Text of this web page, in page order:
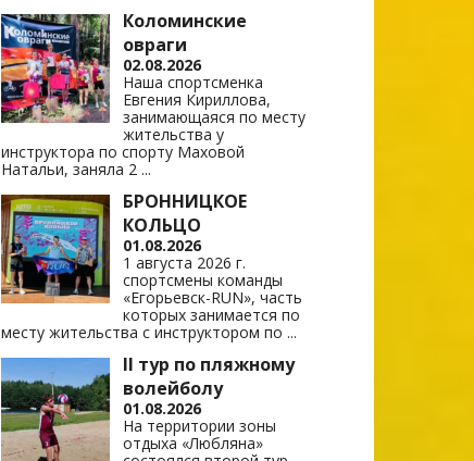
Коломинские
овраги
02.08.2026
Наша спортсменка
Евгения Кириллова,
занимающаяся по месту
жительства у
инструктора по спорту Маховой
Натальи, заняла 2 ...
БРОННИЦКОЕ
КОЛЬЦО
01.08.2026
1 августа 2026 г.
спортсмены команды
«Егорьевск-RUN», часть
которых занимается по
месту жительства с инструктором по ...
II тур по пляжному
волейболу
01.08.2026
На территории зоны
отдыха «Любляна»